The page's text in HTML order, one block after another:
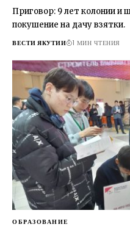
Приговор: 9 лет колонии и
покушение на дачу взятки.
ВЕСТИ ЯКУТИИ 1 МИН ЧТЕНИЯ
ОБРАЗОВАНИЕ